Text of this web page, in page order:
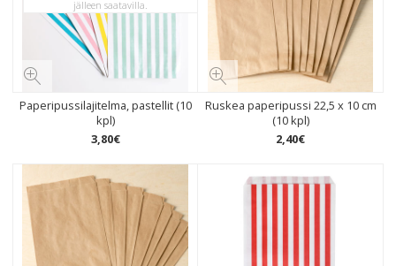
Paperipussilajitelma, pastellit (10
kpl)
3,80€
jälleen saatavilla.
Ruskea paperipussi 22,5 x 10 cm
(10 kpl)
2,40€